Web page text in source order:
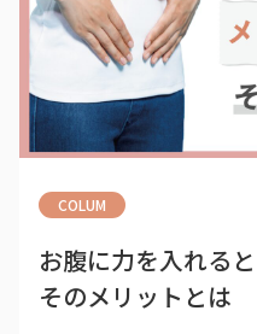
COLUM
お腹に力を入れる
そのメリットとは